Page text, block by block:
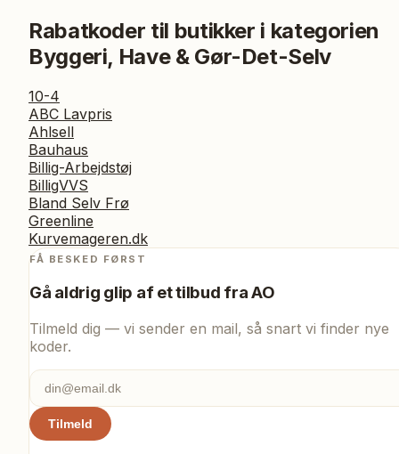
Rabatkoder til butikker i kategorien
Byggeri, Have & Gør-Det-Selv
10-4
ABC Lavpris
Ahlsell
Bauhaus
Billig-Arbejdstøj
BilligVVS
Bland Selv Frø
Greenline
Kurvemageren.dk
FÅ BESKED FØRST
Gå aldrig glip af et tilbud fraAO
Tilmeld dig — vi sender en mail, så snart vi finder nye
koder.
Tilmeld